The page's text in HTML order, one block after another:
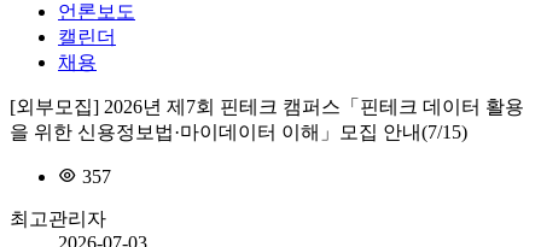
언론보도
캘린더
채용
[외부모집] 2026년 제7회 핀테크 캠퍼스「핀테크 데이터 활용
을 위한 신용정보법·마이데이터 이해」모집 안내(7/15)
357
최고관리자